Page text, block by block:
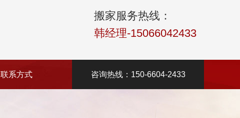
搬家服务热线：
韩经理-15066042433
联系方式 咨询热线：150-6604-2433